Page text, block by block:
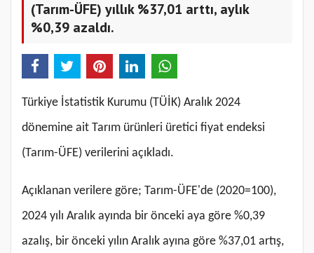
(Tarım-ÜFE) yıllık %37,01 arttı, aylık
%0,39 azaldı.
Türkiye İstatistik Kurumu (TÜİK) Aralık 2024
dönemine ait Tarım ürünleri üretici fiyat endeksi
(Tarım-ÜFE) verilerini açıkladı.
Açıklanan verilere göre; Tarım-ÜFE'de (2020=100),
2024 yılı Aralık ayında bir önceki aya göre %0,39
azalış, bir önceki yılın Aralık ayına göre %37,01 artış,